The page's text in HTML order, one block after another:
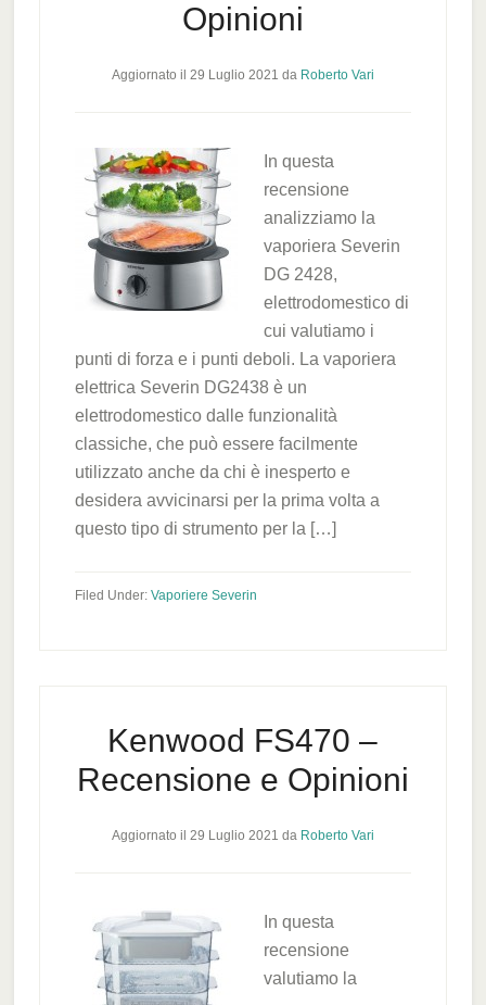
Opinioni
Aggiornato il 29 Luglio 2021 da Roberto Vari
In questa
recensione
analizziamo la
vaporiera Severin
DG 2428,
elettrodomestico di
cui valutiamo i
punti di forza e i punti deboli. La vaporiera
elettrica Severin DG2438 è un
elettrodomestico dalle funzionalità
classiche, che può essere facilmente
utilizzato anche da chi è inesperto e
desidera avvicinarsi per la prima volta a
questo tipo di strumento per la […]
Filed Under: Vaporiere Severin
Kenwood FS470 –
Recensione e Opinioni
Aggiornato il 29 Luglio 2021 da Roberto Vari
In questa
recensione
valutiamo la